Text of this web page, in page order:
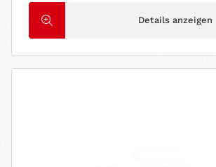
Details anzeigen